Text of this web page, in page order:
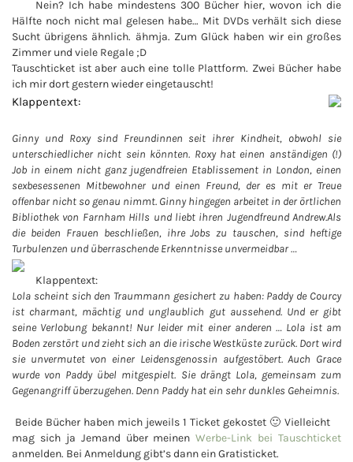
Nein? Ich habe mindestens 300 Bücher hier, wovon ich die
Hälfte noch nicht mal gelesen habe… Mit DVDs verhält sich diese
Sucht übrigens ähnlich. ähmja. Zum Glück haben wir ein großes
Zimmer und viele Regale ;D
Tauschticket ist aber auch eine tolle Plattform. Zwei Bücher habe
ich mir dort gestern wieder eingetauscht!
Klappentext:
Ginny und Roxy sind Freundinnen seit ihrer Kindheit, obwohl sie
unterschiedlicher nicht sein könnten. Roxy hat einen anständigen (!)
Job in einem nicht ganz jugendfreien Etablissement in London, einen
sexbesessenen Mitbewohner und einen Freund, der es mit er Treue
offenbar nicht so genau nimmt. Ginny hingegen arbeitet in der örtlichen
Bibliothek von Farnham Hills und liebt ihren Jugendfreund Andrew.Als
die beiden Frauen beschließen, ihre Jobs zu tauschen, sind heftige
Turbulenzen und überraschende Erkenntnisse unvermeidbar …
Klappentext:
Lola scheint sich den Traummann gesichert zu haben: Paddy de Courcy
ist charmant, mächtig und unglaublich gut aussehend. Und er gibt
seine Verlobung bekannt! Nur leider mit einer anderen … Lola ist am
Boden zerstört und zieht sich an die irische Westküste zurück. Dort wird
sie unvermutet von einer Leidensgenossin aufgestöbert. Auch Grace
wurde von Paddy übel mitgespielt. Sie drängt Lola, gemeinsam zum
Gegenangriff überzugehen. Denn Paddy hat ein sehr dunkles Geheimnis.
Beide Bücher haben mich jeweils 1 Ticket gekostet 🙂 Vielleicht
mag sich ja Jemand über meinenWerbe-Link bei Tauschticket
anmelden. Bei Anmeldung gibt’s dann ein Gratisticket.